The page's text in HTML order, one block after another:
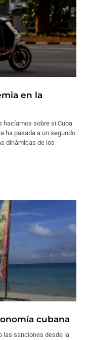
en la
hacíamos sobre si Cuba
ha pasada a un segundo
dinámicas de los
cubana
las sanciones desde la